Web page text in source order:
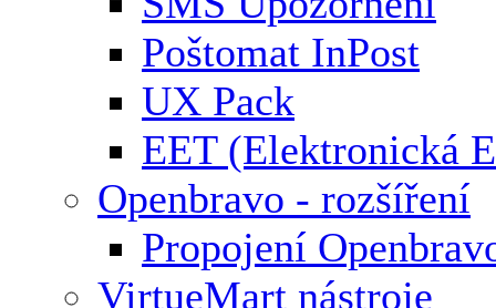
Poštomat InPost
UX Pack
EET (Elektronická
Openbravo - rozšíření
Propojení
VirtueMart nástroje